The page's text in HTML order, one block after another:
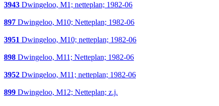
3943 Dwingeloo, M1; netteplan; 1982-06
897 Dwingeloo, M10; Netteplan; 1982-06
3951 Dwingeloo, M10; netteplan; 1982-06
898 Dwingeloo, M11; Netteplan; 1982-06
3952 Dwingeloo, M11; netteplan; 1982-06
899 Dwingeloo, M12; Netteplan; z.j.